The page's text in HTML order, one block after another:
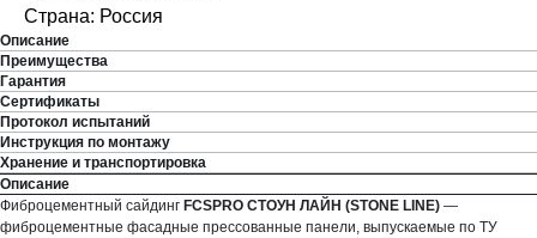
Страна: Россия
Описание
Преимущества
Гарантия
Сертификаты
Протокол испытаний
Инструкция по монтажу
Хранение и транспортировка
Описание
Фиброцементный сайдинг FCSPRO СТОУН ЛАЙН (STONE LINE) —
фиброцементные фасадные прессованные панели, выпускаемые по ТУ